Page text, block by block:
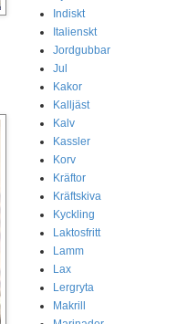
Indiskt
Italienskt
Jordgubbar
Jul
Kakor
Kalljäst
Kalv
Kassler
Korv
Kräftor
Kräftskiva
Kyckling
Laktosfritt
Lamm
Lax
Lergryta
Makrill